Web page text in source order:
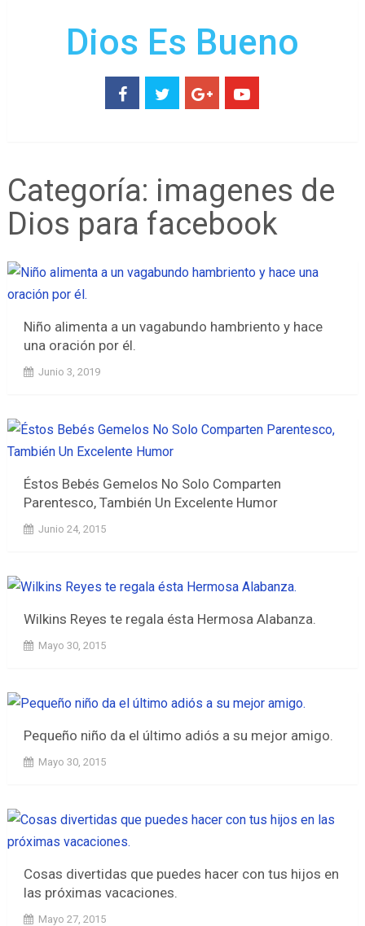
Dios Es Bueno
Categoría: imagenes de
Dios para facebook
Niño alimenta a un vagabundo hambriento y hace
una oración por él.
Junio 3, 2019
Éstos Bebés Gemelos No Solo Comparten
Parentesco, También Un Excelente Humor
Junio 24, 2015
Wilkins Reyes te regala ésta Hermosa Alabanza.
Mayo 30, 2015
Pequeño niño da el último adiós a su mejor amigo.
Mayo 30, 2015
Cosas divertidas que puedes hacer con tus hijos en
las próximas vacaciones.
Mayo 27, 2015